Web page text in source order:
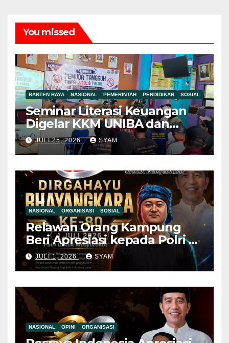
You missed
BANTEN RAYA NASIONAL PEMERINTAH PENDIDIKAN SOSIAL
Seminar Literasi Keuangan
Digelar KKM UNIBA dan
Pemdes Mekar Baru,
Pemuda Diajak Jauhi Judol
KKM UNIBA Ajak Pemuda
JULI 25, 2026 SYAM
NASIONAL ORGANISASI SOSIAL
Relawan Orang Kampung
Beri Apresiasi kepada Polri di
Hari Bhayangkara ke-80, Nilai
Sinergitas Penegakan
JULI 1, 2026 SYAM
NASIONAL OPINI ORGANISASI